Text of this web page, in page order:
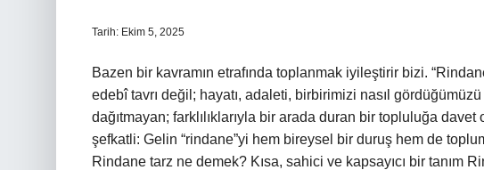
Tarih: Ekim 5, 2025
Bazen bir kavramın etrafında toplanmak iyileştirir bizi.
edebî tavrı değil; hayatı, adaleti, birbirimizi nasıl
dağıtmayan; farklılıklarıyla bir arada duran bir topluluğa
şefkatli: Gelin “rindane”yi hem bireysel bir duruş hem de
Rindane tarz ne demek? Kısa, sahici ve kapsayıcı bir tanım